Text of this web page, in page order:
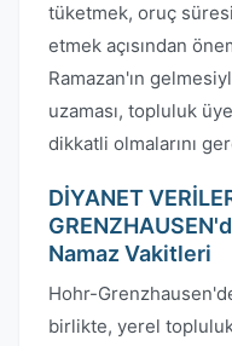
tüketmek, oruç
etmek açısından
Ramazan'ın
uzaması, topluluk
dikkatli olmalarını
DİYANET
Namaz Vakitleri
Hohr-
birlikte, yerel